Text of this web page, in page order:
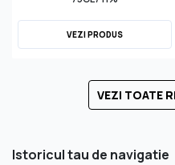
VEZI PRODUS
VEZI TOATE
Istoricul tau de navigatie